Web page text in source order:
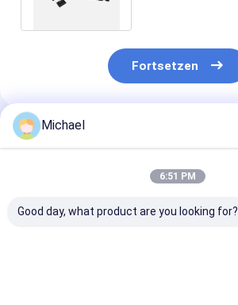
Fortsetzen
Empfohlene Produkte
Michael
6:51 PM
Good day, what product are you looking for?